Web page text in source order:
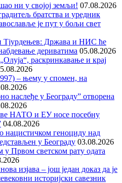
ни у својој земљи! 07.08.2026
братства и уредник
је пут у бољи свет
Тјурдењев: Држава и НИС ће
дериватима 05.08.2026
раскринкавање и крај
– њему у спомен, на
наслеђе у Београду” отворена
НАТО и ЕУ носе посебну
04.08.2026
нацистичком геноциду над
у Београду 03.08.2026
Првом светском рату одата
изјава – још један доказ да је
историјски савезник